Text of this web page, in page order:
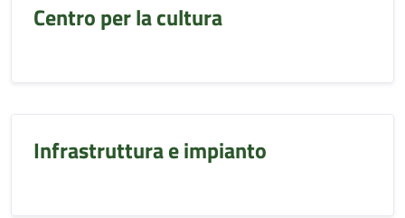
Centro per la cultura
Infrastruttura e impianto